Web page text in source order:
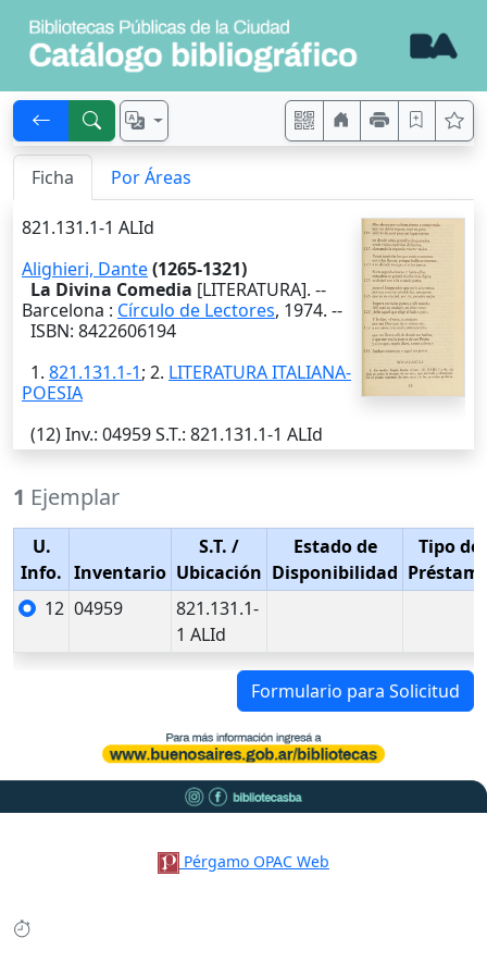
Ficha Por Áreas
821.131.1-1 ALId
Alighieri, Dante(1265-1321)
La Divina Comedia [LITERATURA]. --
Barcelona : Círculo de Lectores, 1974. --
ISBN: 8422606194
1. 821.131.1-1; 2. LITERATURA ITALIANA-
POESIA
(12)Inv.: 04959S.T.: 821.131.1-1 ALId
1 Ejemplar
U.
Info. Inventario
S.T. /
Ubicación
Estado de
Disponibilidad
Tipo de
12 04959
821.131.1-
1 ALId
Formulario para Solicitud
Pérgamo OPAC Web